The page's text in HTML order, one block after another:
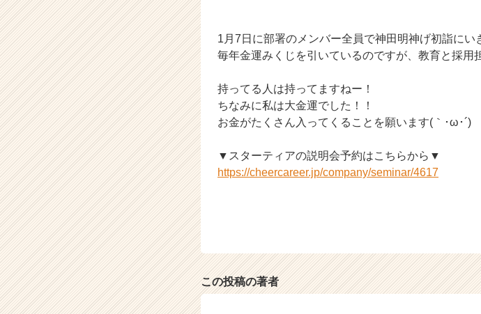
1月7日に部署のメンバー全員で神田明神げ初詣にい
毎年金運みくじを引いているのですが、教育と採用
持ってる人は持ってますねー！
ちなみに私は大金運でした！！
お金がたくさん入ってくることを願います(｀･ω･´)
▼スターティアの説明会予約はこちらから▼
https://cheercareer.jp/company/seminar/4617
この投稿の著者